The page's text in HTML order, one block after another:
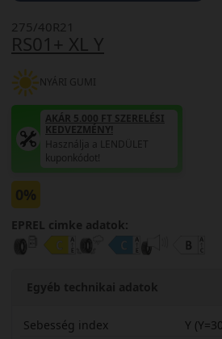
RS01+ XL Y
275/40R21
NYÁRI GUMI
AKÁR 5.000 FT SZERELÉSI
KEDVEZMÉNY!
Használja a LENDÜLET
kuponkódot!
0%
EPREL cimke adatok:
Egyéb technikai adatok
Sebesség index
Y